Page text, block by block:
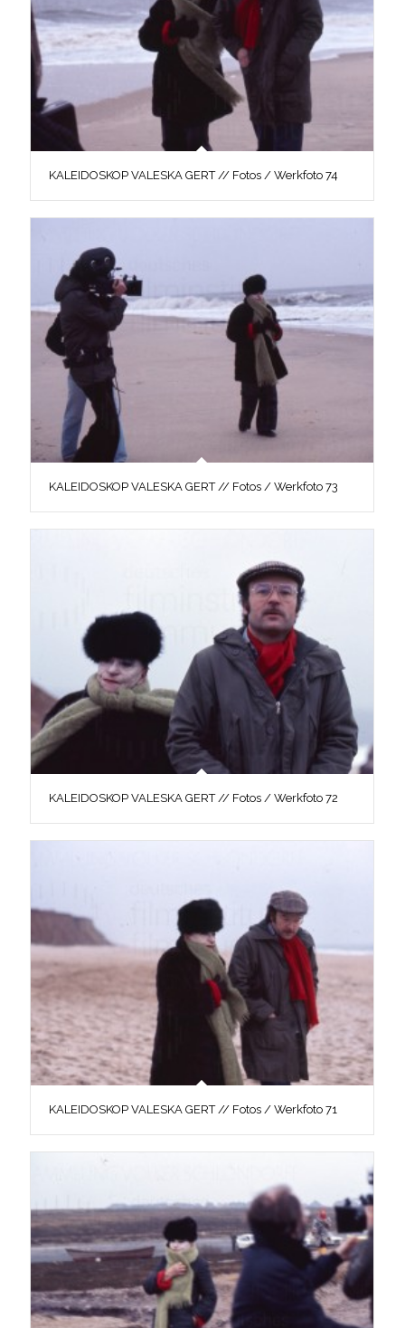
KALEIDOSKOP VALESKA GERT // Fotos / Werkfoto 74
KALEIDOSKOP VALESKA GERT // Fotos / Werkfoto 73
KALEIDOSKOP VALESKA GERT // Fotos / Werkfoto 72
KALEIDOSKOP VALESKA GERT // Fotos / Werkfoto 71